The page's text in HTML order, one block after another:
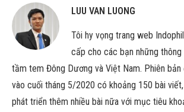
LUU VAN LUONG
Tôi hy vọng trang web
cấp cho các bạn những
tầm tem Đông Dương và Việt Nam. Phiên bản
vào cuối tháng 5/2020 có khoảng 150 bài
phát triển thêm nhiều bài nữa với mục tiêu